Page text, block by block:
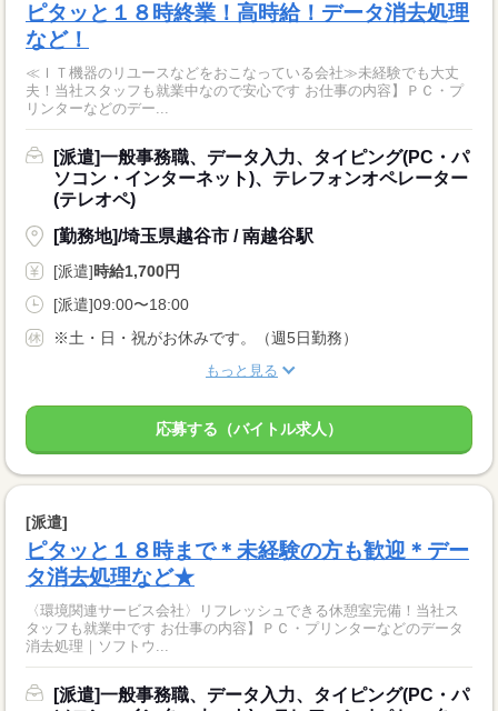
ピタッと１８時終業！高時給！データ消去処理
など！
≪ＩＴ機器のリユースなどをおこなっている会社≫未経験でも大丈
夫！当社スタッフも就業中なので安心です お仕事の内容】ＰＣ・プ
リンターなどのデー...
[派遣]一般事務職、データ入力、タイピング(PC・パ
ソコン・インターネット)、テレフォンオペレーター
(テレオペ)
[勤務地]/埼玉県越谷市 / 南越谷駅
[派遣]時給1,700円
[派遣]09:00〜18:00
※土・日・祝がお休みです。（週5日勤務）
もっと見る
応募する（バイトル求人）
[派遣]
ピタッと１８時まで＊未経験の方も歓迎＊デー
タ消去処理など★
〈環境関連サービス会社〉リフレッシュできる休憩室完備！当社ス
タッフも就業中です お仕事の内容】ＰＣ・プリンターなどのデータ
消去処理｜ソフトウ...
[派遣]一般事務職、データ入力、タイピング(PC・パ